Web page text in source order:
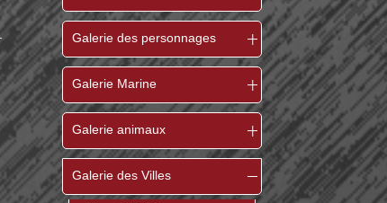
Galerie des personnages
Galerie Marine
Galerie animaux
Galerie des Villes